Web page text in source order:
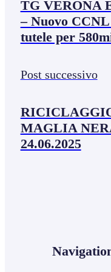
TG VERONA
– Nuovo
tutele per
Post successivo
MAGLIA
24.06.2025